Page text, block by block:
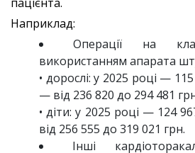
Наприклад:
Операції на
використанням апарата
• дорослі: у 2025 році —
— від 236 820 до 294 481
• діти: у 2025 році — 124
від 256 555 до 319 021 грн.
Інші